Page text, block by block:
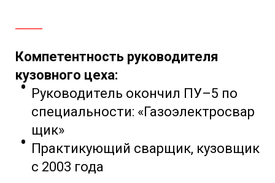
Компетентность руководителя
кузовного цеха:
Руководитель окончил ПУ–5 по
специальности: «Газоэлектросвар
щик»
Практикующий сварщик, кузовщик
с 2003 года